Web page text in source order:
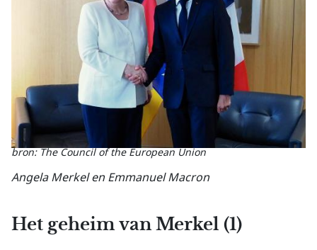
bron: The Council of the European Union
Angela Merkelen Emmanuel Macron
Het geheim van Merkel (1)